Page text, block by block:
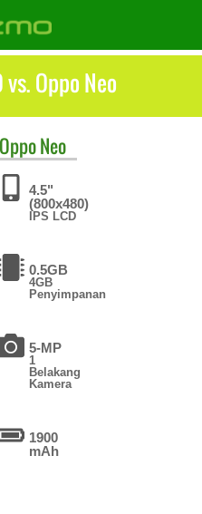
Oppo Neo
OppoNeo
4.5"
(800x480)
IPS LCD
0.5GB
4GB
Penyimpanan
5-MP
1
Belakang
Kamera
1900
mAh